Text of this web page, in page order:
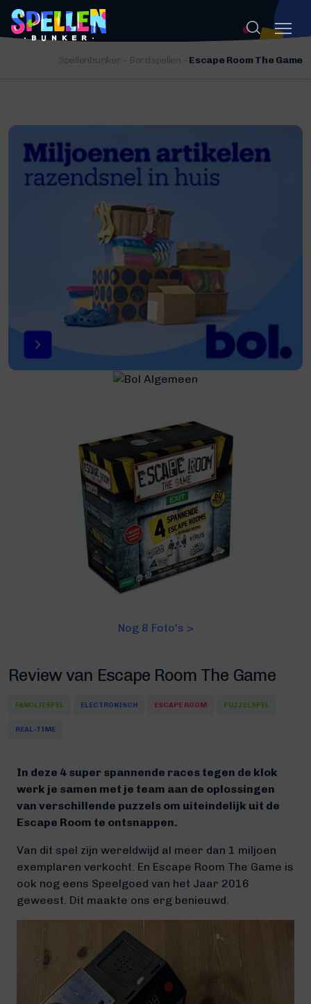
Spellenbunker - Bordspellen - Escape Room The Game
Nog 8 Foto's >
Review van Escape Room The Game
FAMILIESPEL ELECTRONISCH ESCAPE ROOM PUZZELSPEL
REAL-TIME
In deze 4 super spannende races tegen de klok
werk je samen met je team aan de oplossingen
van verschillende puzzels om uiteindelijk uit de
Escape Room te ontsnappen.
Van dit spel zijn wereldwijd al meer dan 1 miljoen
exemplaren verkocht. En Escape Room The Game is
ook nog eens Speelgoed van het Jaar 2016
geweest. Dit maakte ons erg benieuwd.